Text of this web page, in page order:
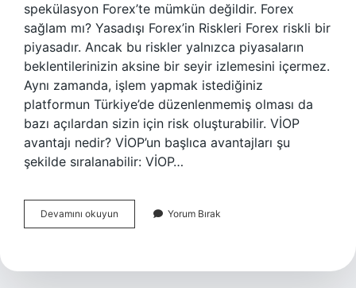
spekülasyon Forex’te mümkün değildir. Forex
sağlam mı? Yasadışı Forex’in Riskleri Forex riskli bir
piyasadır. Ancak bu riskler yalnızca piyasaların
beklentilerinizin aksine bir seyir izlemesini içermez.
Aynı zamanda, işlem yapmak istediğiniz
platformun Türkiye’de düzenlenmemiş olması da
bazı açılardan sizin için risk oluşturabilir. VİOP
avantajı nedir? VİOP’un başlıca avantajları şu
şekilde sıralanabilir: VİOP…
Devamını okuyun
Mi
Yorum Bırak